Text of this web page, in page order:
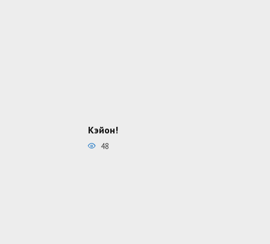
Кэйон!
48